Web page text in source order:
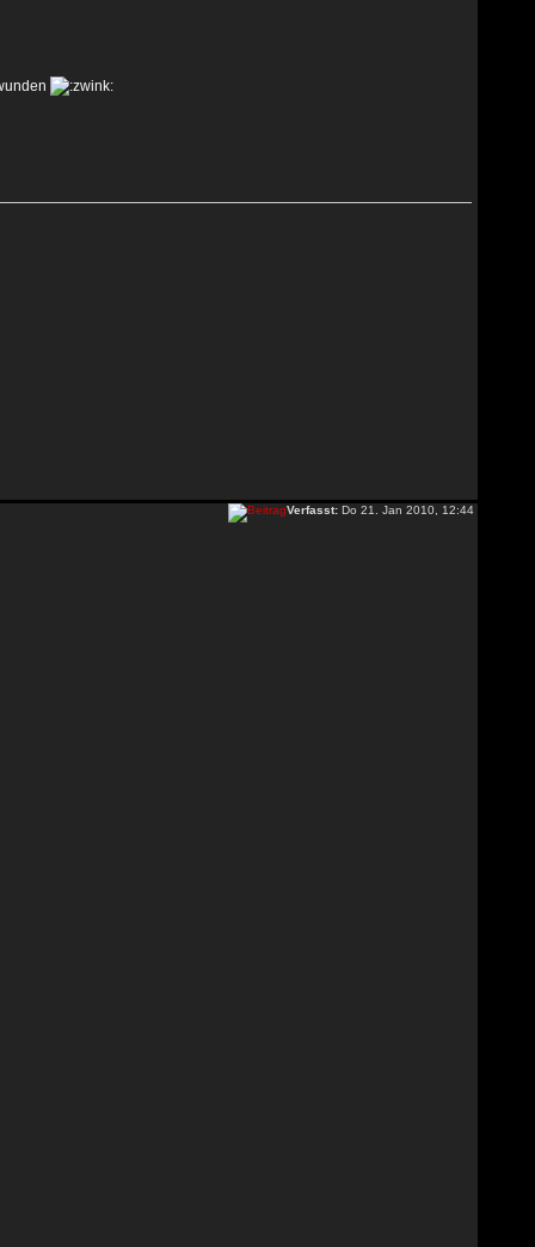
Verfasst: Do 21. Jan 2010, 12:44